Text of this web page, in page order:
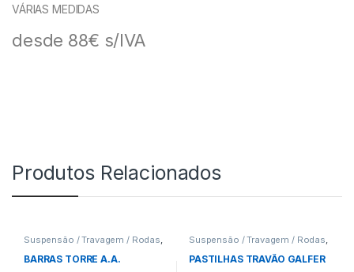
VÁRIAS MEDIDAS
desde 88€ s/IVA
Produtos Relacionados
Suspensão / Travagem / Rodas,
Barras Torres
BARRAS TORRE A.A.
Suspensão / Travagem / Rodas,
Pastilhas
PASTILHAS TRAVÃO GALFER